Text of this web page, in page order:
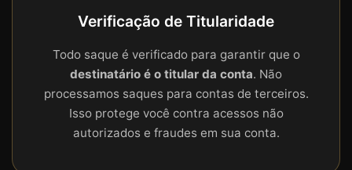
Verificação de Titularidade
Todo saque é verificado para garantir que o
destinatário é o titular da conta. Não
processamos saques para contas de terceiros.
Isso protege você contra acessos não
autorizados e fraudes em sua conta.